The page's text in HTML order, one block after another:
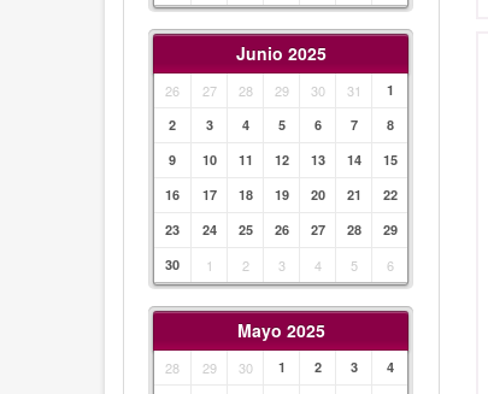
Junio 2025
26 27 28 29 30 31
1
2
3 4 5 6 7
8
9
10 11 12 13 14
15
16
17 18 19 20 21
22
23
24 25 26 27 28
29
30
1 2 3 4 5 6
Mayo 2025
28 29 30 1 2 3
4